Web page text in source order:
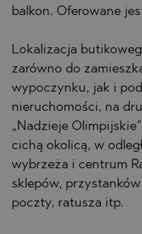
balkon. Oferowane
Lokalizacja
zarówno do
wypoczynku, jak i
nieruchomości, na
„Nadzieje
cichą okolicą, w
wybrzeża i centrum
sklepów,
poczty, ratusza itp.